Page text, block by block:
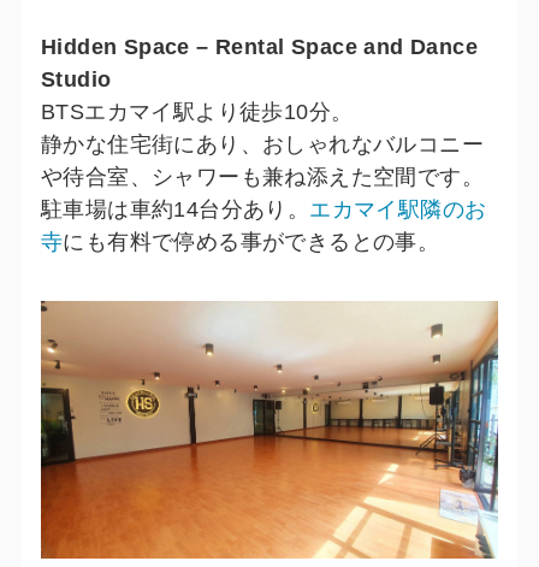
Hidden Space – Rental Space and Dance
Studio
BTSエカマイ駅より徒歩10分。
静かな住宅街にあり、おしゃれなバルコニー
や待合室、シャワーも兼ね添えた空間です。
駐車場は車約14台分あり。 エカマイ駅隣のお
寺にも有料で停める事ができるとの事。